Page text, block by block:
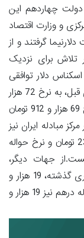
چهاردهم این
مرکزی و وزارت اقتصاد
گرفتند و از
تلاش برای نزدیک
دلار توافقی
در بازار تجاری امروز با کاهش نسبت به روز کاری قبل، به نرخ 72 هزار
و 10 تومان و قیمت توافقی حواله دلار نیز به نرخ 69 هزار و 912 تومان
مبادله ایران نیز
با کاهش نسبت به روز کاری قبل به 84 هزار و 23 تومان و نرخ حواله
رسیده هست.از جهات دیگر،
اسکناسدرهم اماراتنیز با کاهش نسبت به روز کاری گذشته، 19 هزار و
607 تومان ارزش‌گذاری گردیده هست و نرخ حواله درهم نیز 19 هزار و